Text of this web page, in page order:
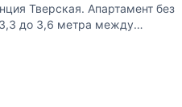
Тверская. Апартамент без
3,3 до 3,6 метра между